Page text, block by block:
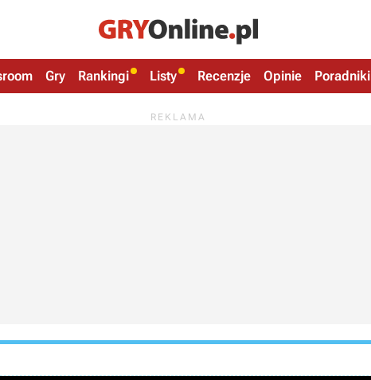
Gry Rankingi Listy Recenzje Opinie Poradniki